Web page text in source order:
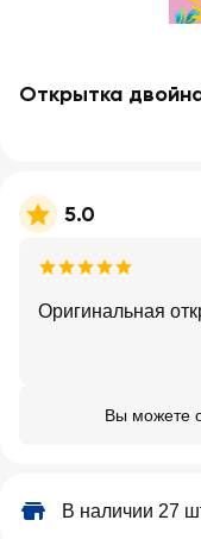
Открытка
5.0
Оригинальная
Вы можете
В наличии 27